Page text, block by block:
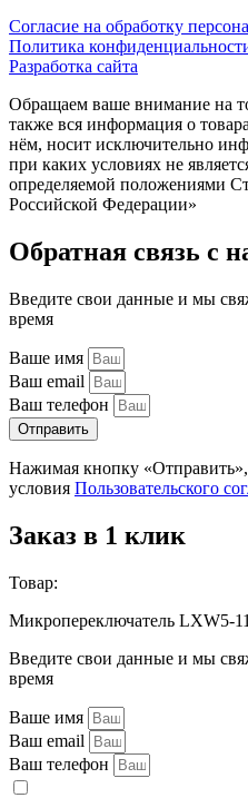
Согласие на обработку
Политика
Разработка сайта
Обращаем ваше внимание на
также вся информация о
нём, носит исключительно
при каких условиях не
определяемой положениями
Российской Федерации»
Обратная связь с
Введите свои данные и мы
время
Ваше имя
Ваш email
Ваш телефон
Отправить
Нажимая кнопку
условия Пользовательского
Заказ в 1 клик
Товар:
Микропереключатель LXW5-
Введите свои данные и мы
время
Ваше имя
Ваш email
Ваш телефон